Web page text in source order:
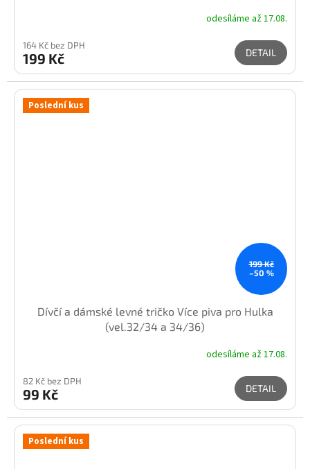
odesíláme až 17.08.
164 Kč bez DPH
199 Kč DETAIL
Poslední kus
199 Kč
–50 %
Dívčí a dámské levné tričko Více piva pro Hulka
(vel.32/34 a 34/36)
odesíláme až 17.08.
82 Kč bez DPH
99 Kč DETAIL
Poslední kus